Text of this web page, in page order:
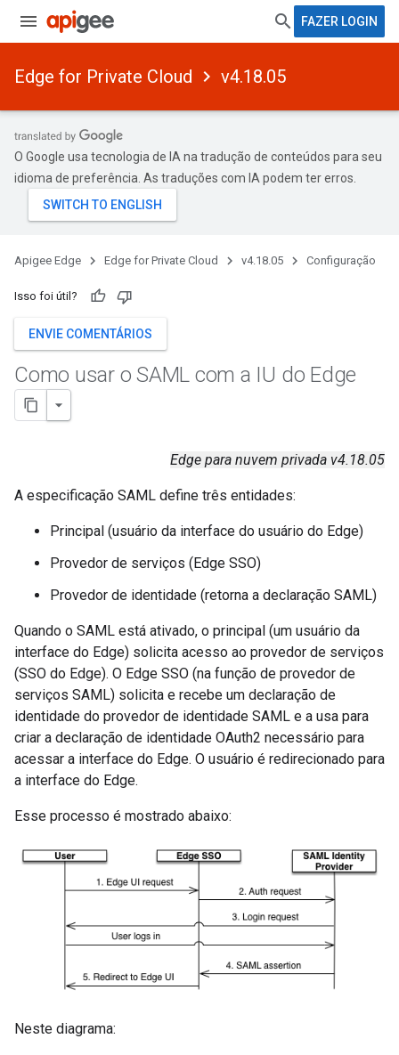
FAZER LOGIN
Edge for Private Cloud v4.18.05
O Google usa tecnologia de IA na tradução de conteúdos para seu
idioma de preferência. As traduções com IA podem ter erros.
Apigee Edge Edge for Private Cloud v4.18.05 Configuração
Isso foi útil?
ENVIE COMENTÁRIOS
Como usar o SAML com a IU do Edge
Edge para nuvem privada v4.18.05
A especificação SAML define três entidades:
Principal (usuário da interface do usuário do Edge)
Provedor de serviços (Edge SSO)
Provedor de identidade (retorna a declaração SAML)
Quando o SAML está ativado, o principal (um usuário da
interface do Edge) solicita acesso ao provedor de serviços
(SSO do Edge). O Edge SSO (na função de provedor de
serviços SAML) solicita e recebe um declaração de
identidade do provedor de identidade SAML e a usa para
criar a declaração de identidade OAuth2 necessário para
acessar a interface do Edge. O usuário é redirecionado para
a interface do Edge.
Esse processo é mostrado abaixo:
Neste diagrama: